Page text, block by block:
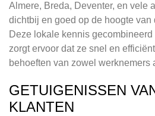
Almere, Breda, Deventer, en vele
dichtbij en goed op de hoogte van
Deze lokale kennis
zorgt ervoor dat ze snel en
behoeften van zowel werknemers
GETUIGENISSEN
KLANTEN